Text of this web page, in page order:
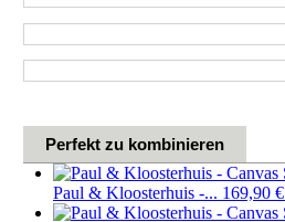
Perfekt zu kombinieren
Paul & Kloosterhuis -... 169,90 €